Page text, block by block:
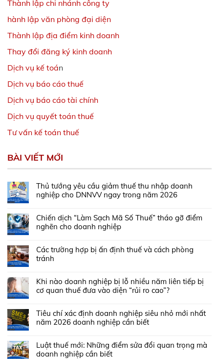
Thành lập chi nhánh công ty
hành lập văn phòng đại diện
Thành lập địa điểm kinh doanh
Thay đổi đăng ký kinh doanh
Dịch vụ kế toán
Dịch vụ báo cáo thuế
Dịch vụ báo cáo tài chính
Dịch vụ quyết toán thuế
Tư vấn kế toán thuế
BÀI VIẾT MỚI
Thủ tướng yêu cầu giảm thuế thu nhập doanh
nghiệp cho DNNVV ngay trong năm 2026
Chiến dịch “Làm Sạch Mã Số Thuế” tháo gỡ điểm
nghẽn cho doanh nghiệp
Các trường hợp bị ấn định thuế và cách phòng
tránh
Khi nào doanh nghiệp bị lỗ nhiều năm liên tiếp bị
cơ quan thuế đưa vào diện “rủi ro cao”?
Tiêu chí xác định doanh nghiệp siêu nhỏ mới nhất
năm 2026 doanh nghiệp cần biết
Luật thuế mới: Những điểm sửa đổi quan trọng mà
doanh nghiệp cần biết